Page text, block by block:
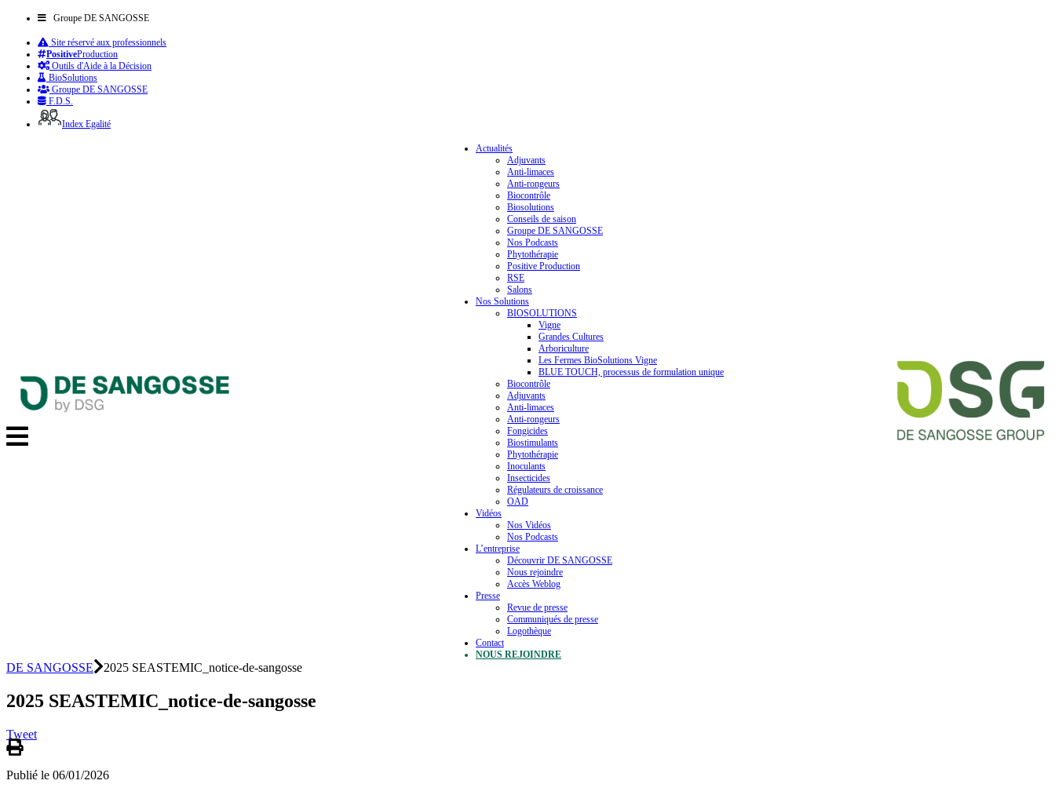
Groupe DE SANGOSSE
Site réservé aux professionnels
PositiveProduction
Outils d'Aide à la Décision
BioSolutions
Groupe DE SANGOSSE
F.D.S.
Index Egalité
Actualités
Adjuvants
Anti-limaces
Anti-rongeurs
Biocontrôle
Biosolutions
Conseils de saison
Groupe DE SANGOSSE
Nos Podcasts
Phytothérapie
Positive Production
RSE
Salons
Nos Solutions
BIOSOLUTIONS
Vigne
Grandes Cultures
Arboriculture
Les Fermes BioSolutions Vigne
BLUE TOUCH, processus de formulation unique
Biocontrôle
Adjuvants
Anti-limaces
Anti-rongeurs
Fongicides
Biostimulants
Phytothérapie
Inoculants
Insecticides
Régulateurs de croissance
OAD
Vidéos
Nos Vidéos
Nos Podcasts
L’entreprise
Découvrir DE SANGOSSE
Nous rejoindre
Accès Weblog
Presse
Revue de presse
Communiqués de presse
Logothèque
Contact
NOUS REJOINDRE
DE SANGOSSE 2025 SEASTEMIC_notice-de-sangosse
2025 SEASTEMIC_notice-de-sangosse
Tweet
Publié le 06/01/2026